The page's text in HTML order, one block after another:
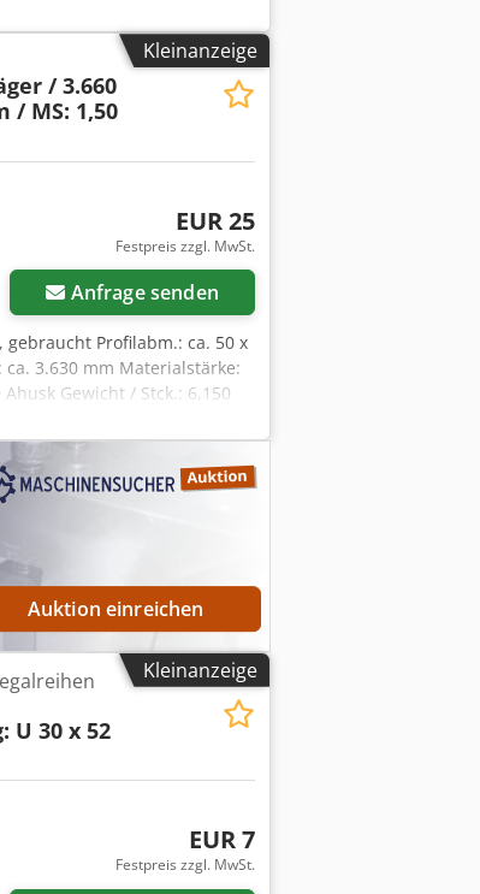
Kleinanzeige
/ 3.660
/ MS: 1,50
EUR 25
Festpreis zzgl. MwSt.
Anfrage senden
Profilabm.: ca. 50 x
3.630 mm Materialstärke:
Gewicht / Stck.: 6,150
Klöver Herr: Falk Deutsch
angeboten. Ein darüber
Kosten
werden können.
Auktion einreichen
Kleinanzeige
U 30 x 52
EUR 7
Festpreis zzgl. MwSt.